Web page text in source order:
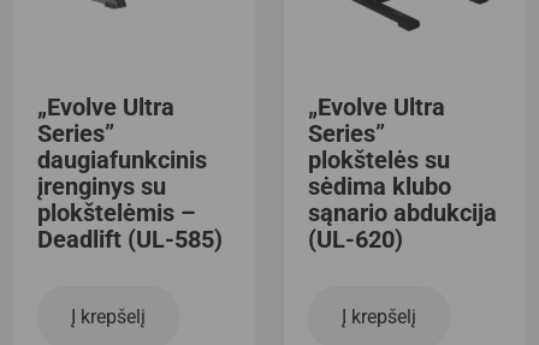
„Evolve Ultra
Series”
daugiafunkcinis
įrenginys su
plokštelėmis –
Deadlift (UL-585)
Į krepšelį
„Evolve Ultra
Series”
plokštelės su
sėdima klubo
sąnario abdukcija
(UL-620)
Į krepšelį